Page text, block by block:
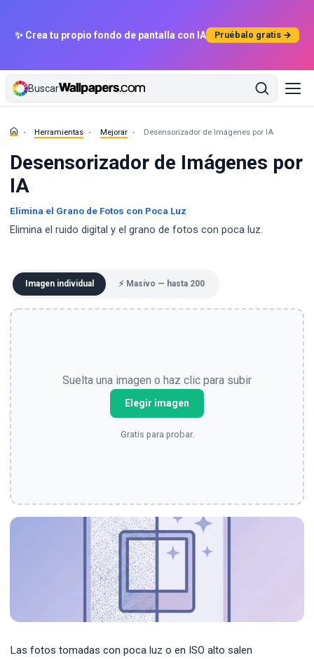
✨ Crea tu propio fondo de pantalla con IA Pruébalo gratis →
Buscar
Herramientas Mejorar Desensorizador de Imágenes por IA
Desensorizador de Imágenes por
IA
Elimina el Grano de Fotos con Poca Luz
Elimina el ruido digital y el grano de fotos con poca luz.
Imagen individual ⚡ Masivo — hasta 200
Suelta una imagen o haz clic para subir
Elegir imagen
Gratis para probar.
Las fotos tomadas con poca luz o en ISO alto salen